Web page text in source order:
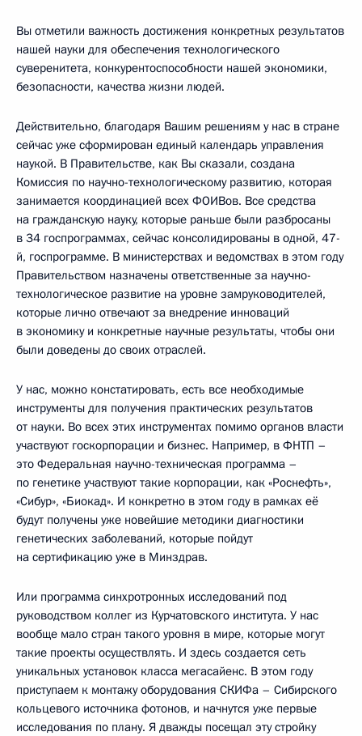
Вы отметили важность достижения конкретных результатов
нашей науки для обеспечения технологического
суверенитета, конкурентоспособности нашей экономики,
безопасности, качества жизни людей.
Действительно, благодаря Вашим решениям у нас в стране
сейчас уже сформирован единый календарь управления
наукой. В Правительстве, как Вы сказали, создана
Комиссия по научно-технологическому развитию, которая
занимается координацией всех ФОИВов. Все средства
на гражданскую науку, которые раньше были разбросаны
в 34 госпрограммах, сейчас консолидированы в одной, 47-
й, госпрограмме. В министерствах и ведомствах в этом году
Правительством назначены ответственные за научно-
технологическое развитие на уровне замруководителей,
которые лично отвечают за внедрение инноваций
в экономику и конкретные научные результаты, чтобы они
были доведены до своих отраслей.
У нас, можно констатировать, есть все необходимые
инструменты для получения практических результатов
от науки. Во всех этих инструментах помимо органов власти
участвуют госкорпорации и бизнес. Например, в ФНТП –
это Федеральная научно-техническая программа –
по генетике участвуют такие корпорации, как «Роснефть»,
«Сибур», «Биокад». И конкретно в этом году в рамках её
будут получены уже новейшие методики диагностики
генетических заболеваний, которые пойдут
на сертификацию уже в Минздрав.
Или программа синхротронных исследований под
руководством коллег из Курчатовского института. У нас
вообще мало стран такого уровня в мире, которые могут
такие проекты осуществлять. И здесь создается сеть
уникальных установок класса мегасайенс. В этом году
приступаем к монтажу оборудования СКИФа – Сибирского
кольцевого источника фотонов, и начнутся уже первые
исследования по плану. Я дважды посещал эту стройку